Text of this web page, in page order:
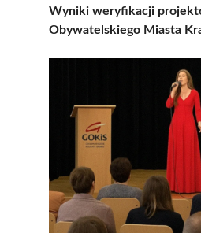
Wyniki weryfikacji
Obywatelskiego Miasta